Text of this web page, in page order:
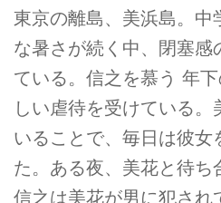
東京の離島、美浜島。中
な暑さが続く中、閉塞感
ている。信之を慕う 年
しい虐待を受けている
いることで、毎日は彼女
た。ある夜、美花と待ち
信之は美花が男に犯され